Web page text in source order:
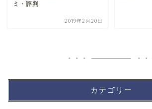
ミ・評判
2019年2月20日
カテゴリー